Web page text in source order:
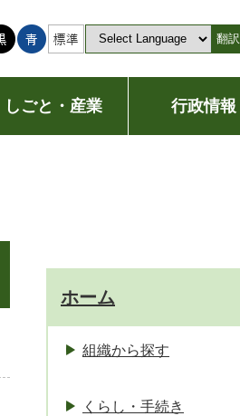
翻訳
しごと・産業 行政情報
ホーム
組織から探す
くらし・手続き